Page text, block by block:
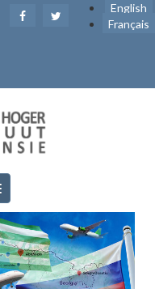
English
Français